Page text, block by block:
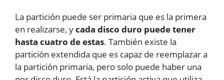
La partición puede ser primaria que es la primera
en realizarse, ycada disco duro puede tener
hasta cuatro de estas. También existe la
partición extendida que es capaz de reemplazar a
la partición primaria, pero solo puede haber una